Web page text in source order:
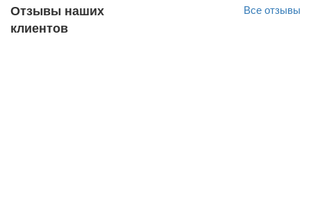
Отзывы наших
клиентов
Все отзывы